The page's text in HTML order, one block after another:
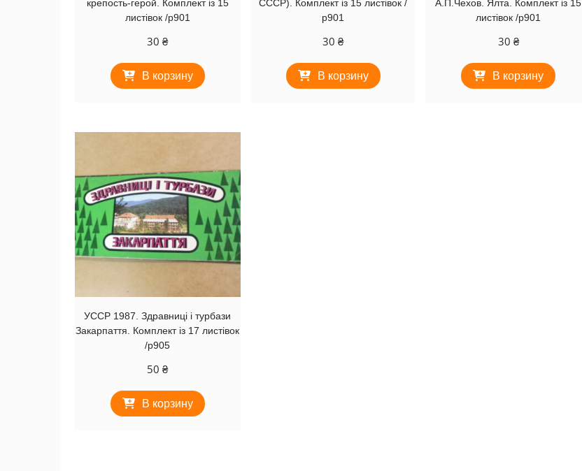
крепость-герой. Комплект із 15
листівок /р901
30₴
В корзину
СССР). Комплект із 15 листівок /
р901
30 ₴
В корзину
А.П.Чехов. Ялта. Комплект із 15
листівок /р901
30 ₴
В корзину
УССР 1987. Здравниці і турбази
Закарпаття. Комплект із 17 листівок
/р905
50₴
В корзину